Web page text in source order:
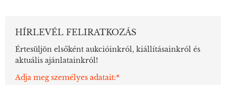
HÍRLEVÉL FELIRATKOZÁS
Értesüljön elsőként aukcióinkról, kiállításainkról és
aktuális ajánlatainkról!
Adja meg személyes adatait:*